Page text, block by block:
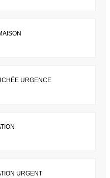
URGENCE
URGENT